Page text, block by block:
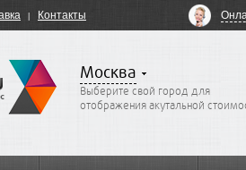
Контакты
Москва
Выберите свой город для
отображения акутальной